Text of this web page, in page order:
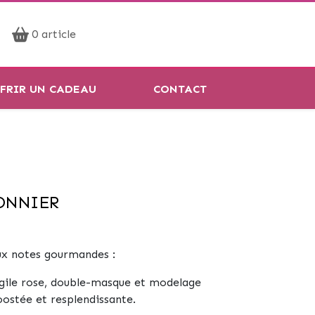
0 article
UN CADEAU CONTACT
notes gourmandes :
rose, double-masque et modelage
et resplendissante.